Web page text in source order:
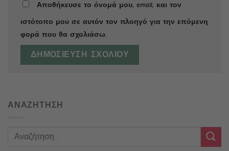
Αποθήκευσε το όνομά μου, email, και τον
ιστότοπο μου σε αυτόν τον πλοηγό για την επόμενη
φορά που θα σχολιάσω.
ΑΝΑΖΗΤΗΣΗ